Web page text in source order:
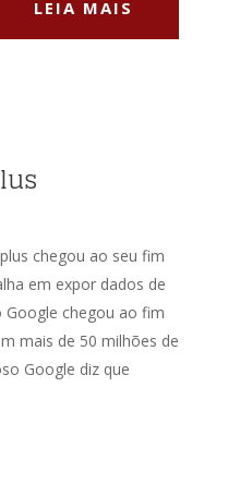
LEIA MAIS
chegou ao seu fim
em expor dados de
Google chegou ao fim
mais de 50 milhões de
Google diz que